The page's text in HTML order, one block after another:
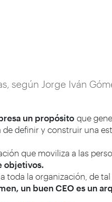
según Jorge Iván
un propósitoque
definir y construir una
que moviliza a las
objetivos.
toda la organización, de
un buen CEO es un